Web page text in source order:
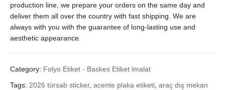
production line, we prepare your orders on the same day and
deliver them all over the country with fast shipping. We are
always with you with the guarantee of long-lasting use and
aesthetic appearance.
Category: Folyo Etiket - Baskes Etiket imalat
Tags: 2026 türsab sticker, acente plaka etiketi araç dış mekan